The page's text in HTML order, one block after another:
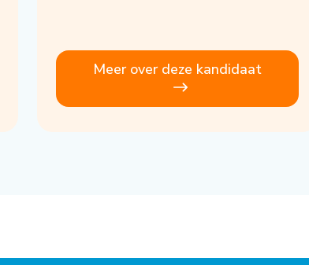
Meer over deze kandidaat